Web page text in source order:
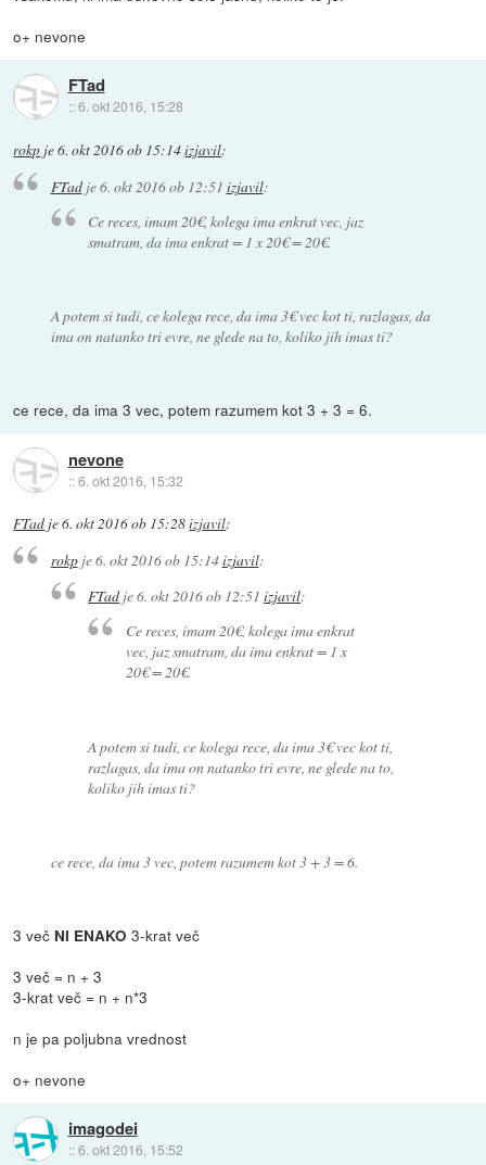
o+ nevone
FTad
::6. okt 2016, 15:28
rokp je6. okt 2016 ob 15:14izjavil:
FTadje6. okt 2016 ob 12:51 izjavil:
Ce reces, imam 20€, kolega ima enkrat vec, jaz
smatram, da ima enkrat = 1 x 20€ = 20€.
A potem si tudi, ce kolega rece, da ima 3€ vec kot ti, razlagas, da
ima on natanko tri evre, ne glede na to, koliko jih imas ti?
ce rece, da ima 3 vec, potem razumem kot 3 + 3 = 6.
nevone
::6. okt 2016, 15:32
FTad je6. okt 2016 ob 15:28izjavil:
rokpje6. okt 2016 ob 15:14izjavil:
FTadje6. okt 2016 ob 12:51 izjavil:
Ce reces, imam 20€, kolega ima enkrat
vec, jaz smatram, da ima enkrat = 1 x
20€ = 20€.
A potem si tudi, ce kolega rece, da ima 3€ vec kot ti,
razlagas, da ima on natanko tri evre, ne glede na to,
koliko jih imas ti?
ce rece, da ima 3 vec, potem razumem kot 3 + 3 = 6.
3 več NI ENAKO 3-krat več
3 več = n + 3
3-krat več = n + n*3
n je pa poljubna vrednost
o+ nevone
imagodei
::6. okt 2016, 15:52